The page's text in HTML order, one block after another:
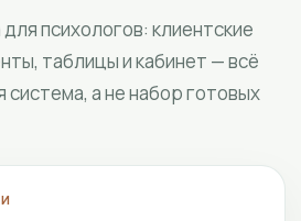
психологов: клиентские
таблицы и кабинет — всё
система, а не набор готовых